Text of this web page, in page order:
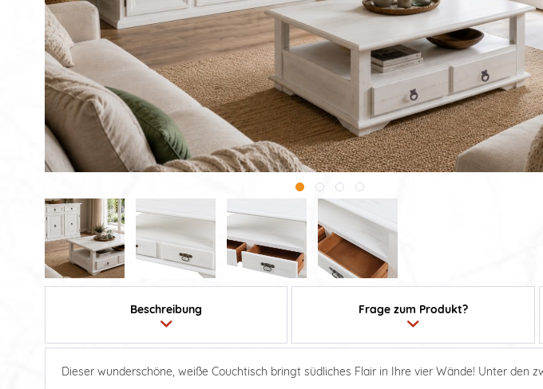
Beschreibung Frage zum Produkt?
Dieser wunderschöne, weiße Couchtisch bringt südliches Flair in Ihre vier Wände! Unter den